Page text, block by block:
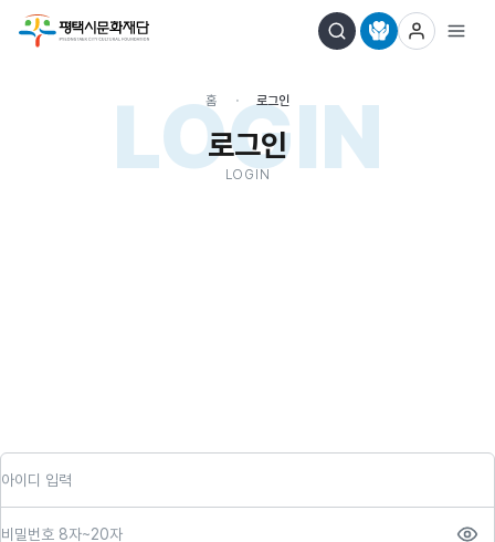
LOGIN
홈 로그인
로그인
LOGIN